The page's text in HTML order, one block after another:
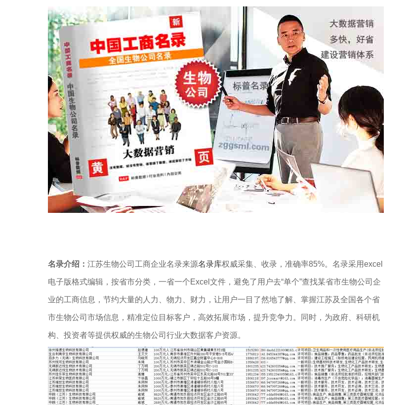
名录介绍： 江苏生物公司工商企业名录来源名录库权威采集、收录，准确率85%。名录采用excel
电子版格式编辑，按省市分类，一省一个Excel文件，避免了用户去“单个”查找某省市生物公司企
业的工商信息，节约大量的人力、物力、财力，让用户一目了然地了解、掌握江苏及全国各个省
市生物公司市场信息，精准定位目标客户，高效拓展市场，提升竞争力。同时，为政府、科研机
构、投资者等提供权威的生物公司行业大数据客户资源。